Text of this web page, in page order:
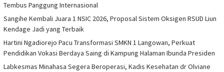
Tembus Panggung Internasional
Sangihe Kembali Juara 1 NSIC 2026, Proposal Sistem Oksigen RSUD Liun
Kendage Jadi yang Terbaik
Hartini Ngadiorejo Pacu Transformasi SMKN 1 Langowan, Perkuat
Pendidikan Vokasi Berdaya Saing di Kampung Halaman Ibunda Presiden
Labkesmas Minahasa Segera Beroperasi, Kadis Kesehatan dr Olviane